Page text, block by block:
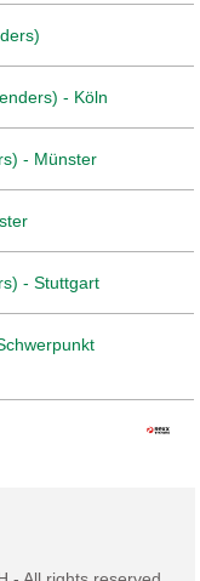
- Köln
- Münster
- Stuttgart